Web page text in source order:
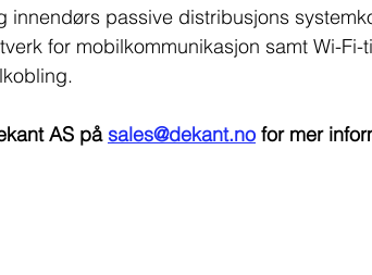
innendørs passive distribusjons
for mobilkommunikasjon samt Wi-
AS på sales@dekant.no for mer